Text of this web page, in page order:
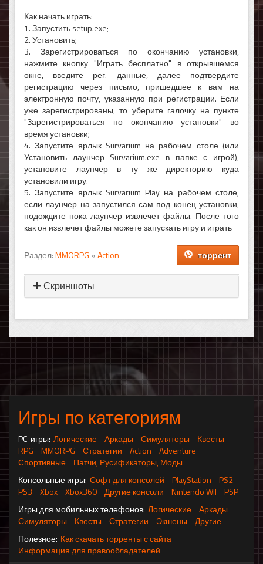
Как начать играть:
1. Запустить setup.exe;
2. Установить;
3. Зарегистрироваться по окончанию установки,
нажмите кнопку "Играть бесплатно" в открывшемся
окне, введите рег. данные, далее подтвердите
регистрацию через письмо, пришедшее к вам на
электронную почту, указанную при регистрации. Если
уже зарегистрированы, то уберите галочку на пункте
"Зарегистрироваться по окончанию установки" во
время установки;
4. Запустите ярлык Survarium на рабочем столе (или
Установить лаунчер Survarium.exe в папке с игрой),
установите лаунчер в ту же директорию куда
установили игру.
5. Запустите ярлык Survarium Play на рабочем столе,
если лаунчер на запустился сам под конец установки,
подождите пока лаунчер извлечет файлы. После того
как он извлечет файлы можете запускать игру и играть
Раздел:MMORPG »Action торрент
Скриншоты
Игры по категориям
PC-игры: Логические Аркады Симуляторы
Квесты
RPG
MMORPG Стратегии Action
Adventure
Спортивные
Патчи, Русификаторы, Моды
Консольные игры: Софт для консолей PlayStation
PS2
PS3
Xbox Xbox360 Другие консоли Nintendo WII
PSP
Игры для мобильных телефонов: Логические
Аркады
Симуляторы
Квесты Стратегии Экшены
Другие
Полезное: Как скачать торренты с сайта
Информация для правообладателей